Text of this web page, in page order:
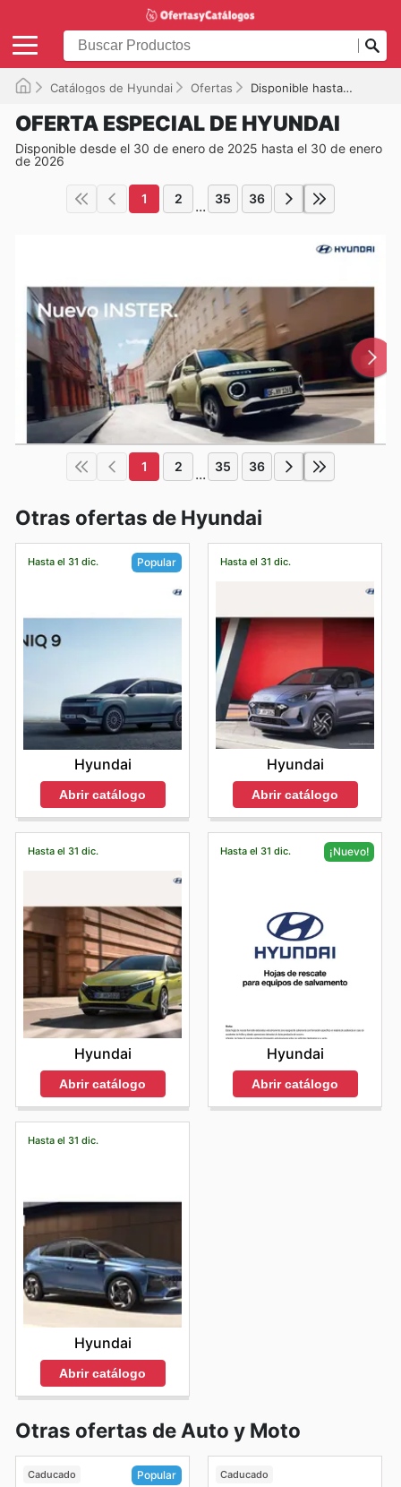
Catálogos de Hyundai Ofertas Disponible hasta el 30/01/2026
OFERTA ESPECIAL DE HYUNDAI
Disponible desde el 30 de enero de 2025 hasta el 30 de enero
de 2026
1 2 ... 35 36
1 2 ... 35 36
Otras ofertas de Hyundai
Hasta el 31 dic. Popular
Hyundai
Abrir catálogo
Hasta el 31 dic.
Hyundai
Abrir catálogo
Hasta el 31 dic.
Hyundai
Abrir catálogo
Hasta el 31 dic. ¡Nuevo!
Hyundai
Abrir catálogo
Hasta el 31 dic.
Hyundai
Abrir catálogo
Otras ofertas de Auto y Moto
Caducado Popular Caducado